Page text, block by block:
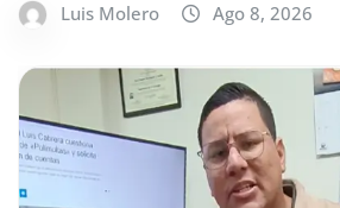
Luis Molero Ago 8, 2026